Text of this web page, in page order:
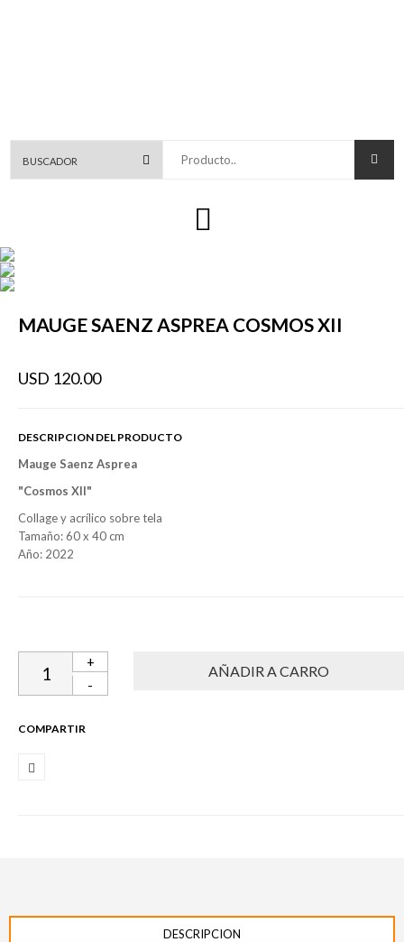
MAUGE SAENZ ASPREA COSMOS XII
USD 120.00
DESCRIPCION DEL PRODUCTO
Mauge Saenz Asprea
"Cosmos XII"
Collage y acrílico sobre tela
Tamaño: 60 x 40 cm
Año: 2022
+
-
COMPARTIR
DESCRIPCION